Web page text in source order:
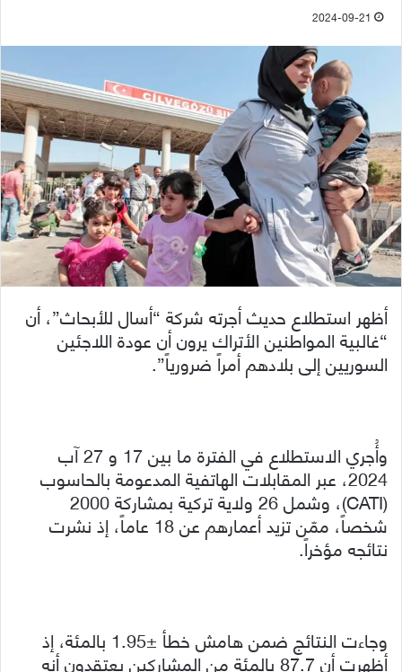
2024-09-21
أظهر استطلاع حديث أجرته شركة “أسال للأبحاث”، أن
“غالبية المواطنين الأتراك يرون أن عودة اللاجئين
السوريين إلى بلادهم أمراً ضرورياً”.
وأُجري الاستطلاع في الفترة ما بين 17 و 27 آب
2024، عبر المقابلات الهاتفية المدعومة بالحاسوب
(CATI)، وشمل 26 ولاية تركية بمشاركة 2000
شخصاً، ممّن تزيد أعمارهم عن 18 عاماً، إذ نشرت
نتائجه مؤخراً.
وجاءت النتائج ضمن هامش خطأ ±1.95 بالمئة، إذ
أظهرت أن 87.7 بالمئة من المشاركين يعتقدون أنه